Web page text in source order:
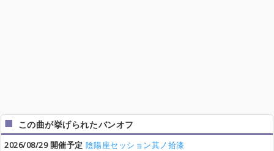
この曲が挙げられたバンオフ
2026/08/29 開催予定 陰陽座セッション其ノ拾漆